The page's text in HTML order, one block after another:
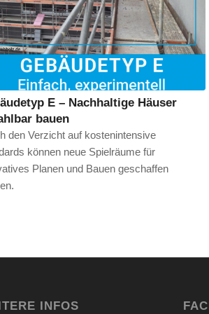
E – Nachhaltige Häuser
bauen
den Verzicht auf kostenintensive
können neue Spielräume für
Planen und Bauen geschaffen
INFOS